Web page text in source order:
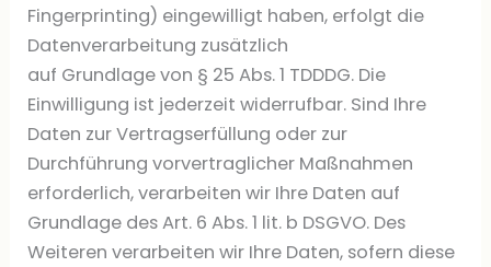
Fingerprinting) eingewilligt haben, erfolgt die
Datenverarbeitung zusätzlich
auf Grundlage von § 25 Abs. 1 TDDDG. Die
Einwilligung ist jederzeit widerrufbar. Sind Ihre
Daten zur Vertragserfüllung oder zur
Durchführung vorvertraglicher Maßnahmen
erforderlich, verarbeiten wir Ihre Daten auf
Grundlage des Art. 6 Abs. 1 lit. b DSGVO. Des
Weiteren verarbeiten wir Ihre Daten, sofern diese